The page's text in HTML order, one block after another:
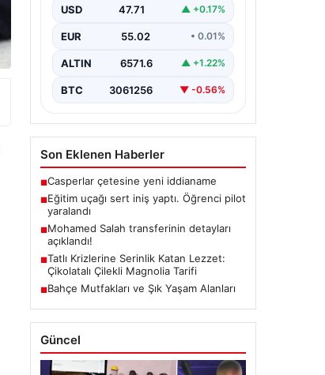
USD 47.71 ▲ +0.17%
EUR 55.02 • 0.01%
ALTIN 6571.6 ▲ +1.22%
BTC 3061256 ▼ -0.56%
Son Eklenen Haberler
■Casperlar çetesine yeni iddianame
■Eğitim uçağı sert iniş yaptı. Öğrenci pilot
yaralandı
■Mohamed Salah transferinin detayları
açıklandı!
■Tatlı Krizlerine Serinlik Katan Lezzet:
Çikolatalı Çilekli Magnolia Tarifi
■Bahçe Mutfakları ve Şık Yaşam Alanları
Güncel